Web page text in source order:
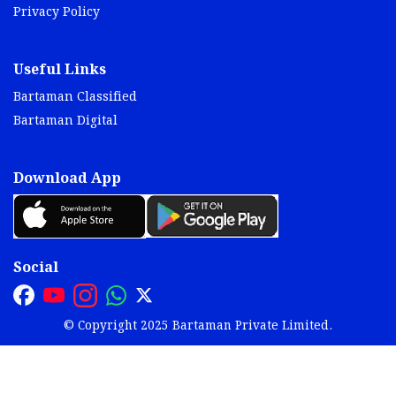
Privacy Policy
Useful Links
Bartaman Classified
Bartaman Digital
Download App
Social
© Copyright 2025 Bartaman Private Limited.